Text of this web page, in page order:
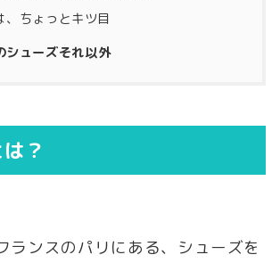
、ちょっとキツ目
シューズそれ以外
？
ランスのパリにある、シューズを